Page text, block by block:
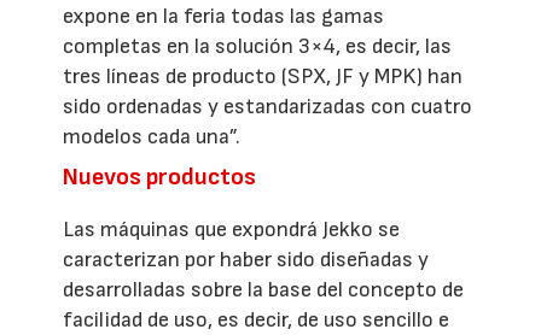
expone en la feria todas las gamas
completas en la solución 3×4, es decir, las
tres líneas de producto (SPX, JF y MPK) han
sido ordenadas y estandarizadas con cuatro
modelos cada una”.
Nuevos productos
Las máquinas que expondrá Jekko se
caracterizan por haber sido diseñadas y
desarrolladas sobre la base del concepto de
facilidad de uso, es decir, de uso sencillo e